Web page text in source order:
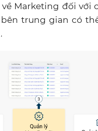
Marketing đối với
trung gian có